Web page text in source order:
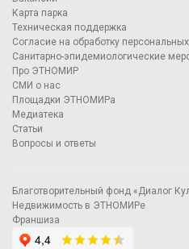
Карта парка
Техническая поддержка
Согласие на обработку
Санитарно-эпидемиологические
Про ЭТНОМИР
СМИ о нас
Площадки ЭТНОМИРа
Медиатека
Статьи
Вопросы и ответы
Благотворительный фонд «Диалог
Недвижимость в ЭТНОМИРе
Франшиза